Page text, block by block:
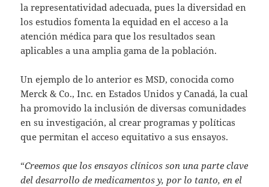
la representatividad adecuada, pues la diversidad en
los estudios fomenta la equidad en el acceso a la
atención médica para que los resultados sean
aplicables a una amplia gama de la población.
Un ejemplo de lo anterior es MSD, conocida como
Merck & Co., Inc. en Estados Unidos y Canadá, la cual
ha promovido la inclusión de diversas comunidades
en su investigación, al crear programas y políticas
que permitan el acceso equitativo a sus ensayos.
“Creemos que los ensayos clínicos son una parte clave
del desarrollo de medicamentos y, por lo tanto, en el